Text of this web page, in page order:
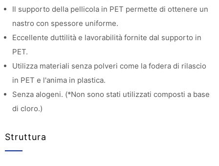
Il supporto della pellicola in PET permette di ottenere un
nastro con spessore uniforme.
Eccellente duttilità e lavorabilità fornite dal supporto in
PET.
Utilizza materiali senza polveri come la fodera di rilascio
in PET e l'anima in plastica.
Senza alogeni. (*Non sono stati utilizzati composti a base
di cloro.)
Struttura